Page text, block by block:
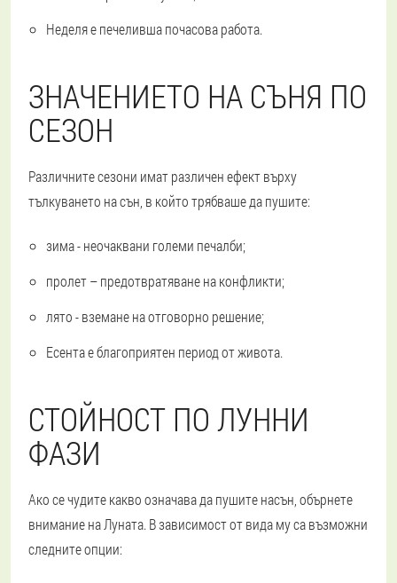
Неделя е печеливша почасова работа.
ЗНАЧЕНИЕТО НА СЪНЯ ПО
СЕЗОН
Различните сезони имат различен ефект върху
тълкуването на сън, в който трябваше да пушите:
зима - неочаквани големи печалби;
пролет – предотвратяване на конфликти;
лято - вземане на отговорно решение;
Есента е благоприятен период от живота.
СТОЙНОСТ ПО ЛУННИ
ФАЗИ
Ако се чудите какво означава да пушите насън, обърнете
внимание на Луната. В зависимост от вида му са възможни
следните опции: